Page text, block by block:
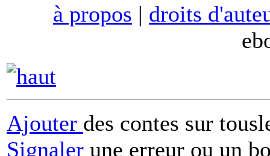
à propos | droits
Ajouter des contes sur
Signaler une erreur ou un